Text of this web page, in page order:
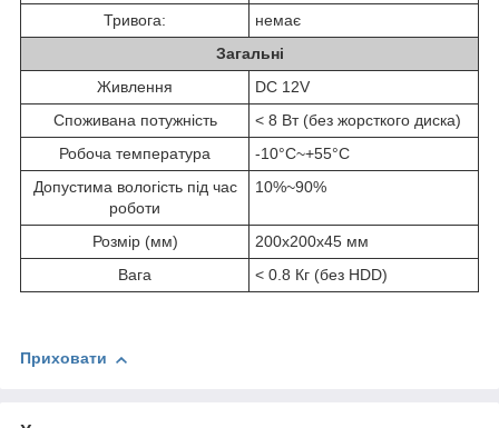
Тривога:
немає
Загальні
Живлення
DC 12V
Споживана потужність
< 8 Вт (без жорсткого диска)
Робоча температура
-10°C~+55°C
Допустима вологість під час
роботи
10%~90%
Розмір (мм)
200x200x45 мм
Вага
< 0.8 Кг (без HDD)
Приховати